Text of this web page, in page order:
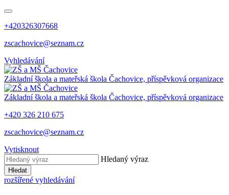
+420326307668
zscachovice@seznam.cz
Vyhledávání
Základní škola a mateřská škola Čachovice, příspěvková organizace
Základní škola a mateřská škola Čachovice, příspěvková organizace
+420 326 210 675
zscachovice@seznam.cz
Vytisknout
Hledaný výraz
Hledat
rozšířené vyhledávání